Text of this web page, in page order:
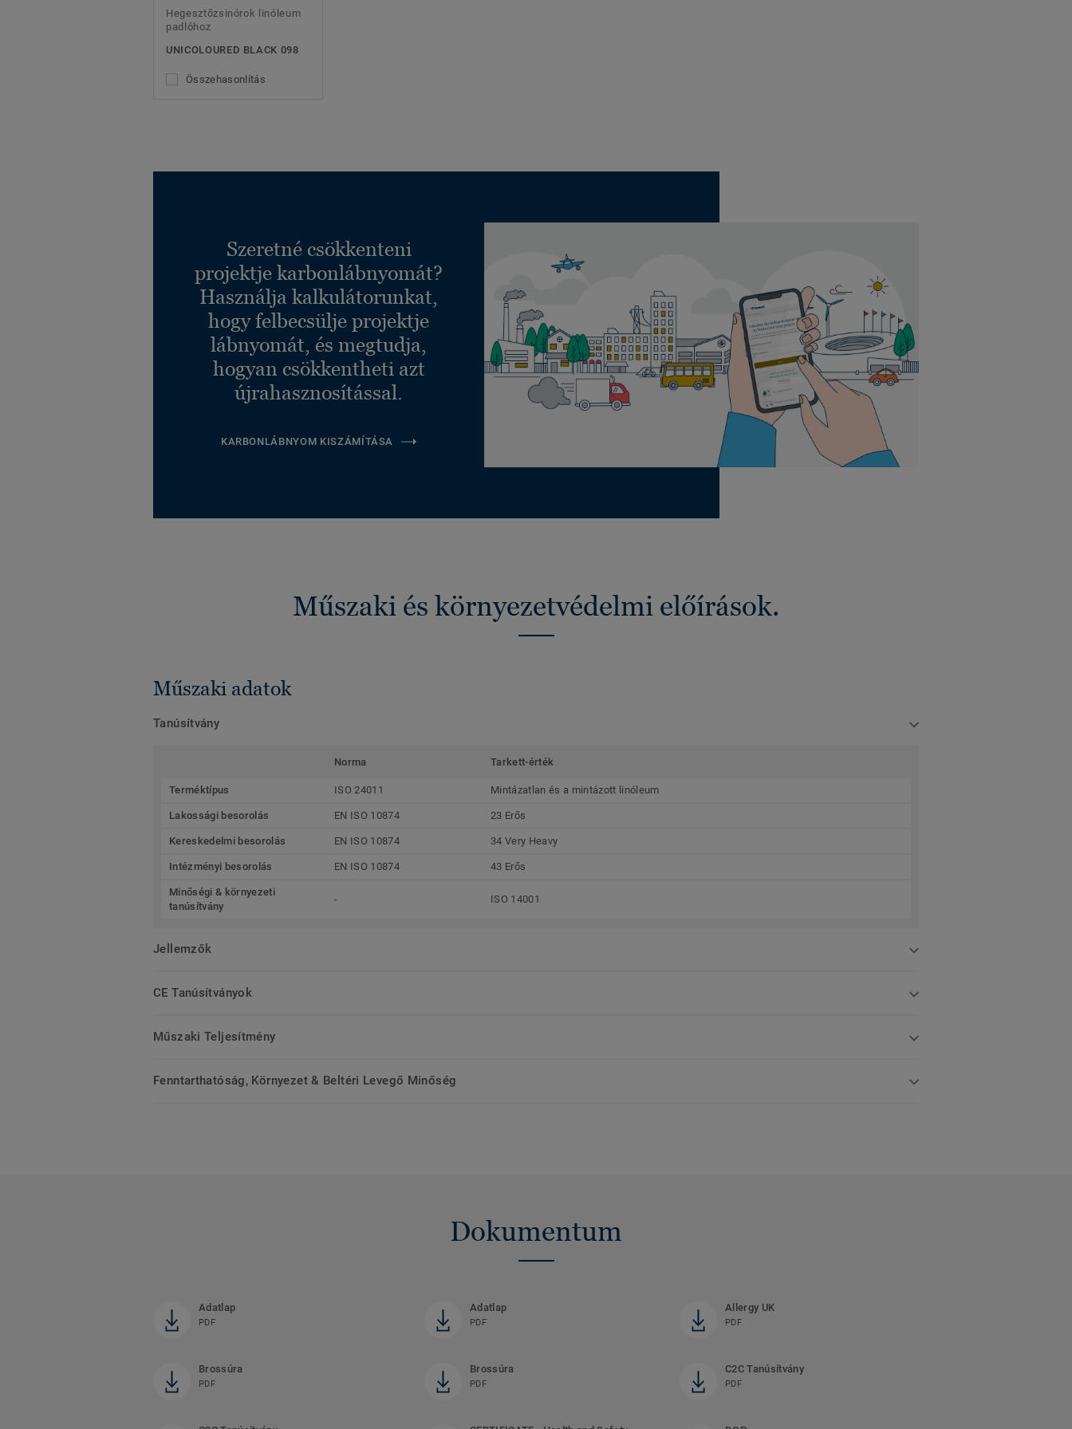
Hegesztőzsinórok linóleum
padlóhoz
UNICOLOURED BLACK 098
Összehasonlítás
Szeretné csökkenteni
projektje karbonlábnyomát?
Használja kalkulátorunkat,
hogy felbecsülje projektje
lábnyomát, és megtudja,
hogyan csökkentheti azt
újrahasznosítással.
KARBONLÁBNYOM KISZÁMÍTÁSA
Műszaki és környezetvédelmi előírások.
Műszaki adatok
Tanúsítvány
Norma Tarkett-érték
Terméktípus ISO 24011 Mintázatlan és a mintázott linóleum
Lakossági besorolás EN ISO 10874 23 Erős
Kereskedelmi besorolás EN ISO 10874 34 Very Heavy
Intézményi besorolás EN ISO 10874 43 Erős
Minőségi & környezeti
tanúsítvány
- ISO 14001
Jellemzők
CE Tanúsítványok
Műszaki Teljesítmény
Fenntarthatóság, Környezet & Beltéri Levegő Minőség
Dokumentum
Adatlap
PDF
Adatlap
PDF
Allergy UK
PDF
Brossúra
PDF
Brossúra
PDF
C2C Tanúsítvány
PDF